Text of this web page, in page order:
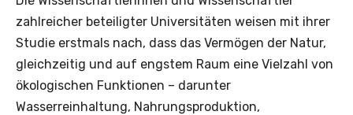
zahlreicher beteiligter Universitäten weisen mit ihrer
Studie erstmals nach, dass das Vermögen der Natur,
gleichzeitig und auf engstem Raum eine Vielzahl von
ökologischen Funktionen – darunter
Wasserreinhaltung, Nahrungsproduktion,